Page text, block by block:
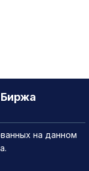
на данном